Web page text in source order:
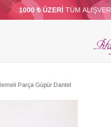
1000 ₺ ÜZERİ TÜM
PARTİ VE SÜS
TOPTAN
Parça Güpür Dantel